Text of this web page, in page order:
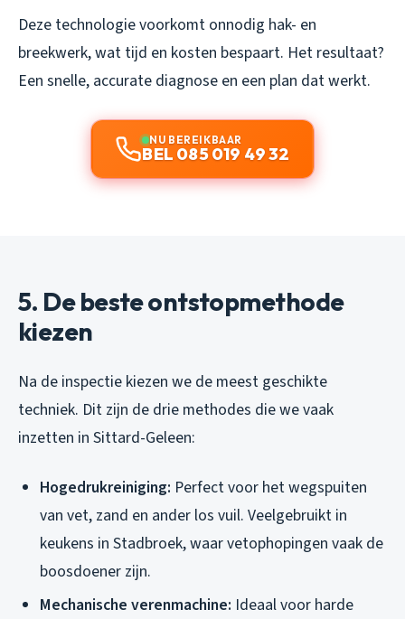
Deze technologie voorkomt onnodig hak- en
breekwerk, wat tijd en kosten bespaart. Het resultaat?
Een snelle, accurate diagnose en een plan dat werkt.
NU BEREIKBAAR
BEL 085 019 49 32
5. De beste ontstopmethode
kiezen
Na de inspectie kiezen we de meest geschikte
techniek. Dit zijn de drie methodes die we vaak
inzetten in Sittard-Geleen:
Hogedrukreiniging: Perfect voor het wegspuiten
van vet, zand en ander los vuil. Veelgebruikt in
keukens in Stadbroek, waar vetophopingen vaak de
boosdoener zijn.
Mechanische verenmachine: Ideaal voor harde